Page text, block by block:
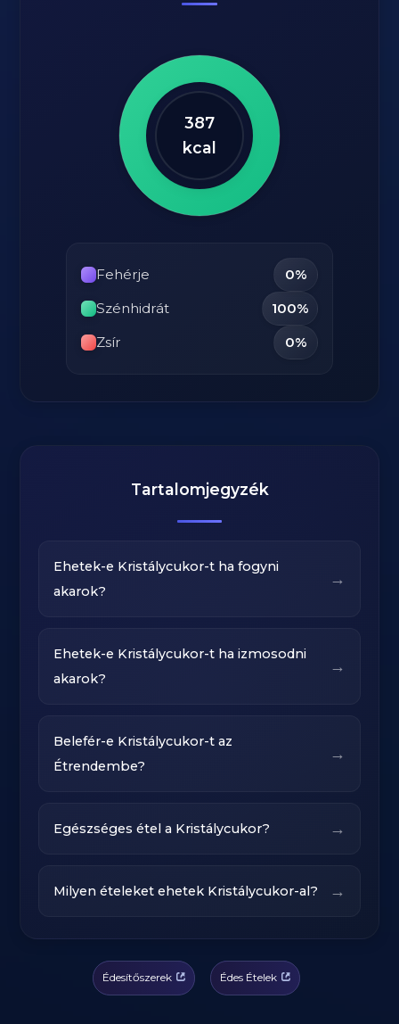
387
kcal
Fehérje
0%
Szénhidrát
100%
Zsír
0%
Tartalomjegyzék
Ehetek-e Kristálycukor-t ha fogyni
akarok?
→
Ehetek-e Kristálycukor-t ha izmosodni
akarok?
→
Belefér-e Kristálycukor-t az
Étrendembe?
→
Egészséges étel a Kristálycukor? →
Milyen ételeket ehetek Kristálycukor-al? →
Édesítőszerek Édes Ételek